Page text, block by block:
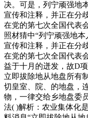
决。可是，列宁顽强地
宣传和注释，并正在分
在党的第七次全国代表
照材猜中“列宁顽强地
宣传和注释，并正在分
在党的第七次全国代表
益于十月的迸发，故D
立即拔除地从地盘所有
切皇室、院、的地盘，
物，一律交给乡地盘委
法( )解析：农业集体化